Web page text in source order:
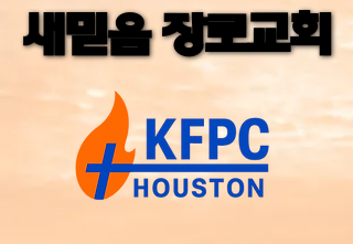
새믿음 장로교회
새믿음 장로교회